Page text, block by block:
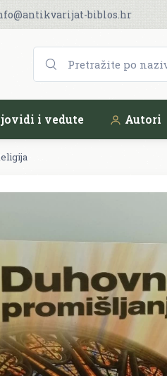
biblos.hr
i vedute Autori